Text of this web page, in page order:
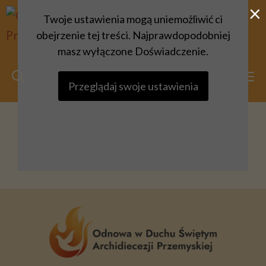
Przejdź
treści
Twoje ustawienia mogą uniemożliwić ci
obejrzenie tej treści. Najprawdopodobniej
masz wyłączone Doświadczenie.
Przeglądaj swoje ustawienia
×